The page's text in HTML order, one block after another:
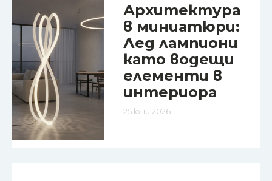
Архитектура
в миниатюри:
Лед лампиони
като водещи
елементи в
интериора
25 юни 2026